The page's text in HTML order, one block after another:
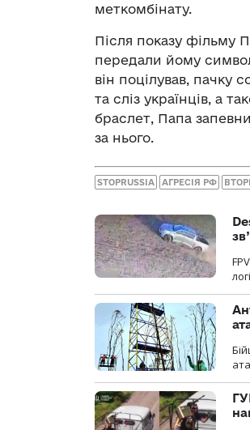
меткомбінату.
Після показу фільму
передали йому
він поцілував, пачку
та сліз українців, а
браслет, Папа
за нього.
STOPRUSSIA АГРЕСІЯ РФ